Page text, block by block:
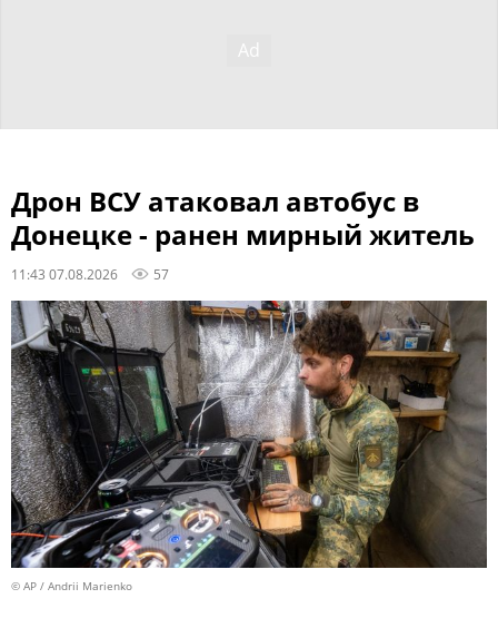
Дрон ВСУ атаковал автобус в
Донецке - ранен мирный житель
11:43 07.08.2026 57
© AP / Andrii Marienko